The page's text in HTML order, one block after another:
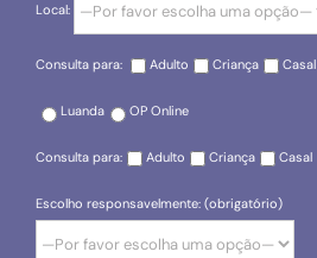
Local:
Consulta para: Adulto Criança Casal
Luanda OP Online
Consulta para: Adulto Criança Casal
Escolho responsavelmente: (obrigatório)